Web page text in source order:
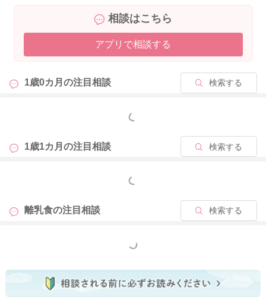
また、牛乳を試していく場合ですが、
今まで食材としての使用はありますか？
しずつ量を増やしていくことは可能です。
→小さじ３と徐々に量を増やしていくのが安心な進め方になり
2025/11/9 10:14
相談はこちら
アプリで相談する
1歳0カ月の注目相談 検索する
もっと見る
1歳1カ月の注目相談 検索する
もっと見る
離乳食の注目相談 検索する
もっと見る